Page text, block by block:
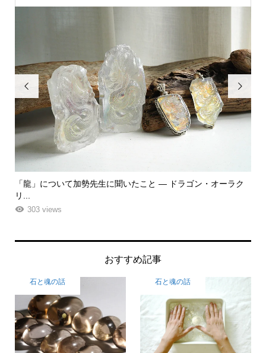

ラク
「飾る」から「使う」へ。鉱物と植物が織りなす贅沢なフラワ
263 views

おすすめ記事
石と魂の話 石と魂の話